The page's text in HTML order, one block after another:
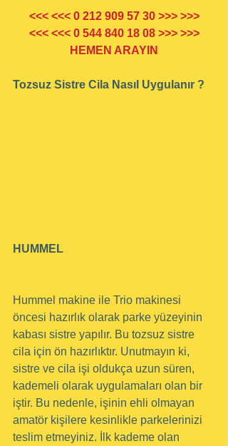
<<< <<< 0 212 909 57 30 >>> >>>
<<< <<< 0 544 840 18 08 >>> >>>
HEMEN ARAYIN
Tozsuz Sistre Cila Nasıl Uygulanır ?
HUMMEL
Hummel makine ile Trio makinesi
öncesi hazırlık olarak parke yüzeyinin
kabası sistre yapılır. Bu tozsuz sistre
cila için ön hazırlıktır. Unutmayın ki,
sistre ve cila işi oldukça uzun süren,
kademeli olarak uygulamaları olan bir
iştir. Bu nedenle, işinin ehli olmayan
amatör kişilere kesinlikle parkelerinizi
teslim etmeyiniz. İlk kademe olan